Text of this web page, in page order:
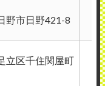
野市日野421-8
立区千住関屋町